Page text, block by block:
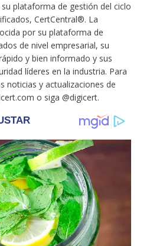
plataforma de gestión del ciclo
CertCentral®. La
por su plataforma de
de nivel empresarial, su
y bien informado y sus
líderes en la industria. Para
noticias y actualizaciones de
o siga @digicert.